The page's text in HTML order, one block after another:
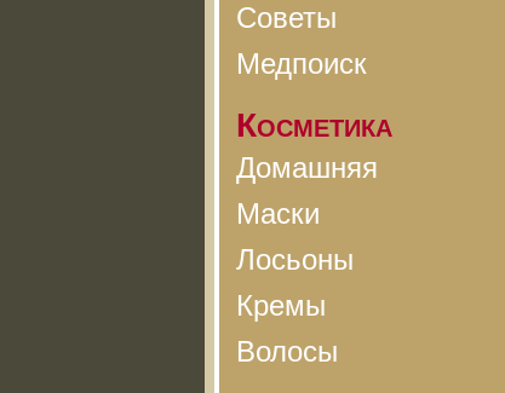
Советы
Медпоиск
Косметика
Домашняя
Маски
Лосьоны
Кремы
Волосы